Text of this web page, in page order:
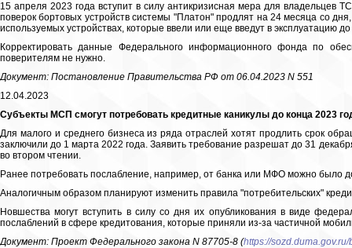
15 апреля 2023 года вступит в силу антикризисная мера для владельцев
поверок бортовых устройств системы "Платон" продлят на 24 месяца со
используемых устройствах, которые ввели или еще введут в эксплуатацию
Корректировать данные Федерального информационного фонда по
поверителям не нужно.
Документ: Постановление Правительства РФ от 06.04.2023 N 551
12.04.2023
Субъекты МСП смогут потребовать кредитные каникулы до конца 2023
Для малого и среднего бизнеса из ряда отраслей хотят продлить срок
заключили до 1 марта 2022 года. Заявить требование разрешат до 31
во втором чтении.
Ранее потребовать послабление, например, от банка или МФО можно было
Аналогичным образом планируют изменить правила "потребительских"
Новшества могут вступить в силу со дня их опубликования в виде
послаблений в сфере кредитования, которые приняли из-за частичной
Документ: Проект Федерального закона N 87705-8 (https://